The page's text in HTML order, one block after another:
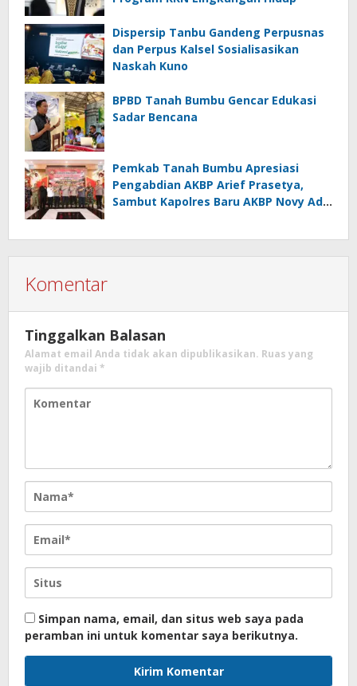
Dispersip Tanbu Gandeng Perpusnas
dan Perpus Kalsel Sosialisasikan
Naskah Kuno
BPBD Tanah Bumbu Gencar Edukasi
Sadar Bencana
Pemkab Tanah Bumbu Apresiasi
Pengabdian AKBP Arief Prasetya,
Sambut Kapolres Baru AKBP Novy Adi
Komentar
Tinggalkan Balasan
Alamat email Anda tidak akan dipublikasikan. Ruas yang
wajib ditandai *
Simpan nama, email, dan situs web saya pada
peramban ini untuk komentar saya berikutnya.